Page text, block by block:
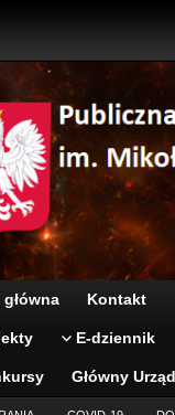
Kontakt
E-dziennik
Główny